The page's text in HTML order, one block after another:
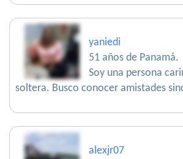
yaniedi
51 años de Panamá.
Soy una persona
soltera. Busco conocer amistades
alexjr07